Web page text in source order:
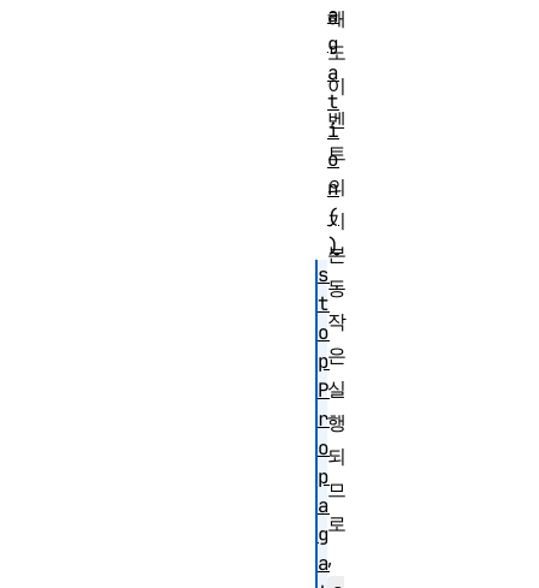
해
도
이
벤
트
의
기
본
동
작
은
실
행
되
므
로
a
g
a
t
i
o
n
(
)
s
t
o
p
P
r
o
p
a
g
a